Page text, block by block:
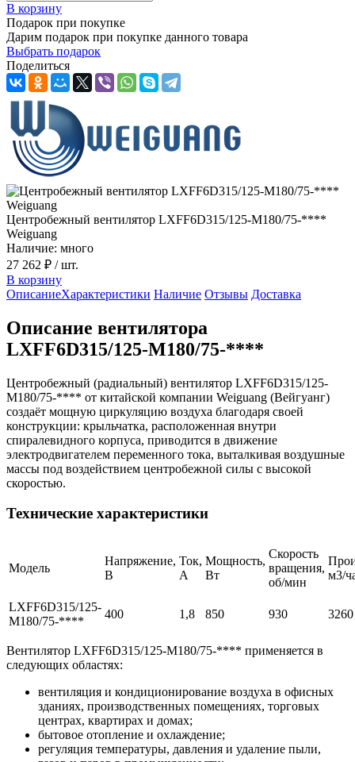
В корзину
Подарок при покупке
Дарим подарок при покупке данного товара
Выбрать подарок
Поделиться
Центробежный вентилятор LXFF6D315/125-M180/75-****
Weiguang
Наличие: много
27 262 ₽ / шт.
В корзину
ОписаниеХарактеристики Наличие Отзывы Доставка
Описание вентилятора
LXFF6D315/125-M180/75-****
Центробежный (радиальный) вентилятор LXFF6D315/125-
M180/75-**** от китайской компании Weiguang (Вейгуанг)
создаёт мощную циркуляцию воздуха благодаря своей
конструкции: крыльчатка, расположенная внутри
спиралевидного корпуса, приводится в движение
электродвигателем переменного тока, выталкивая воздушные
массы под воздействием центробежной силы с высокой
скоростью.
Технические характеристики
Модель
Напряжение,
В
Ток,
А
Мощность,
Вт
Скорость
вращения,
об/мин
м3/
LXFF6D315/125-
M180/75-****
400 1,8 850 930 3260
Вентилятор LXFF6D315/125-M180/75-**** применяется в
следующих областях:
вентиляция и кондиционирование воздуха в офисных
зданиях, производственных помещениях, торговых
центрах, квартирах и домах;
бытовое отопление и охлаждение;
регуляция температуры, давления и удаление пыли,